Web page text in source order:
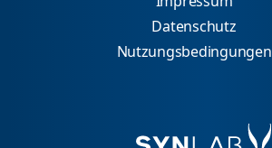
Datenschutz
Nutzungsbedingungen